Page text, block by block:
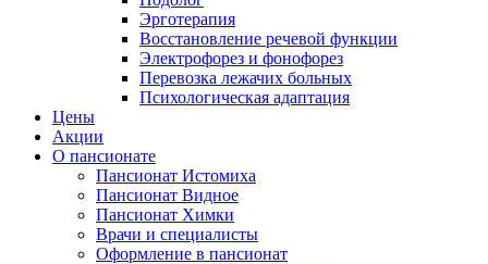
Эрготерапия
Восстановление речевой функции
Электрофорез и фонофорез
Перевозка лежачих больных
Психологическая адаптация
Цены
Акции
О пансионате
Пансионат Истомиха
Пансионат Видное
Пансионат Химки
Врачи и специалисты
Оформление в пансионат